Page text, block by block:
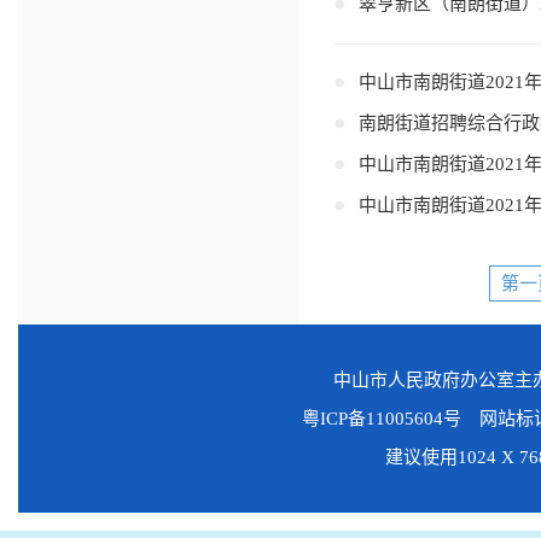
中山市南朗街道2021
南朗街道招聘综合行
中山市南朗街道2021
中山市南朗街道2021
第
中山市人民政府办公室
粤ICP备11005604号 网站标
建议使用1024 X